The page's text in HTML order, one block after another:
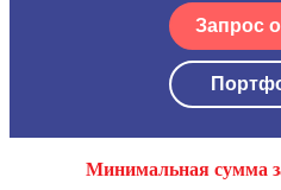
Запрос
Минимальная сумма